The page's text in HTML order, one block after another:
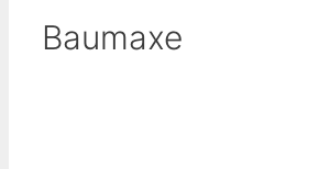
Baumaxe